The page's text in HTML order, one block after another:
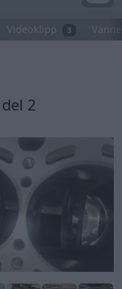
Videoklipp 3
2